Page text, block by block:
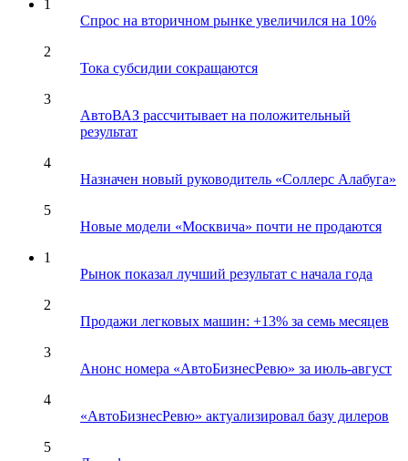
1
Спрос на вторичном рынке увеличился на 10%
2
Тока субсидии сокращаются
3
АвтоВАЗ рассчитывает на положительный
результат
4
Назначен новый руководитель «Соллерс Алабуга»
5
Новые модели «Москвича» почти не продаются
1
Рынок показал лучший результат с начала года
2
Продажи легковых машин: +13% за семь месяцев
3
Анонс номера «АвтоБизнесРевю» за июль-август
4
«АвтоБизнесРевю» актуализировал базу дилеров
5